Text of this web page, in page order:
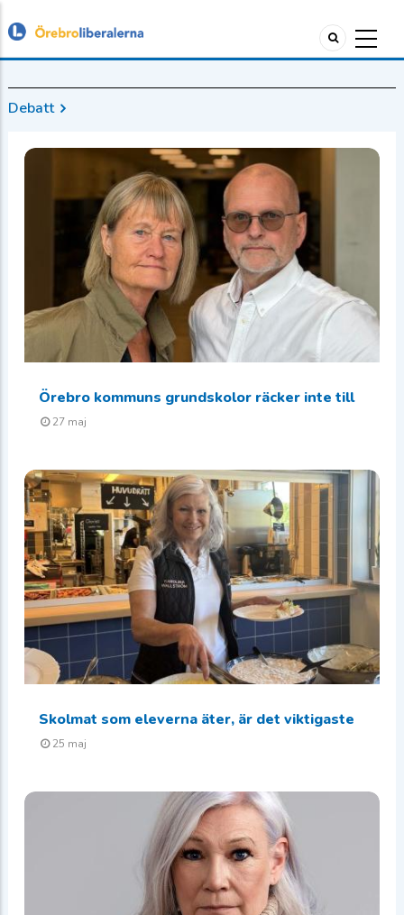
Debatt
Örebro kommuns grundskolor räcker inte till
27 maj
Skolmat som eleverna äter, är det viktigaste
25 maj